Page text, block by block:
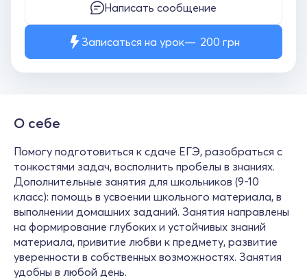
Написать сообщение
Записаться на урок 200 грн
О себе
Помогу подготовиться к сдаче ЕГЭ, разобраться с
тонкостями задач, восполнить пробелы в знаниях.
Дополнительные занятия для школьников (9-10
класс): помощь в усвоении школьного материала, в
выполнении домашних заданий. Занятия направлены
на формирование глубоких и устойчивых знаний
материала, привитие любви к предмету, развитие
уверенности в собственных возможностях. Занятия
удобны в любой день.